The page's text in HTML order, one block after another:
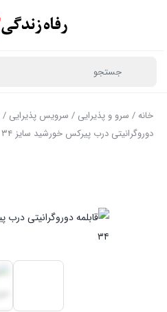
خانه/ سرو و پذیرایی / سرویس پذیرایی /
دوروگرانیتی درب پیرکس خورشید سایز ۳۴